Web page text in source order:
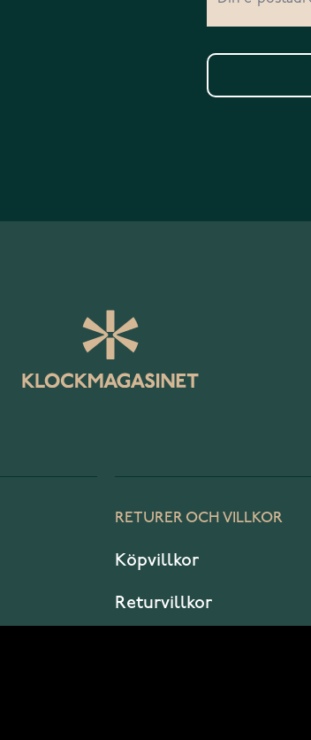
RETURER OCH VILLKOR
Köpvillkor
Returvillkor